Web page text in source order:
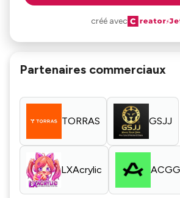
créé avec
Partenaires commerciaux
TORRAS GSJJ
LXAcrylic